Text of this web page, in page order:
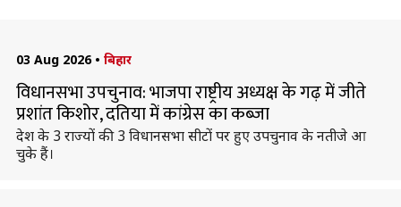
03 Aug 2026 • बिहार
विधानसभा उपचुनाव: भाजपा राष्ट्रीय अध्यक्ष के गढ़ में जीते
प्रशांत किशोर, दतिया में कांग्रेस का कब्जा
देश के 3 राज्यों की 3 विधानसभा सीटों पर हुए उपचुनाव के नतीजे आ
चुके हैं।